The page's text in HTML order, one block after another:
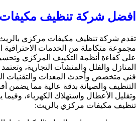
افضل شركة تنظيف
تقدم شركة تنظيف مكيفات مركزي بالريث
مجموعة متكاملة من الخدمات الاحترافية
على كفاءة أنظمة التكييف المركزي
المنازل والفلل والمنشآت التجارية،
فني متخصص وأحدث المعدات والتقنيات
التنظيف والصيانة بدقة عالية مما يضمن
وتقليل الأعطال واستهلاك الكهرباء،
تنظيف مكيفات مركزي بالريث: